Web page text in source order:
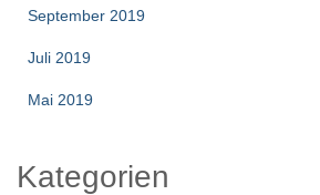
September 2019
Juli 2019
Mai 2019
Kategorien